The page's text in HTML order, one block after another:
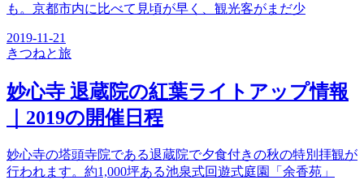
も。京都市内に比べて見頃が早く、観光客がまだ少
2019-11-21
きつねと旅
妙心寺 退蔵院の紅葉ライトアップ情報
｜2019の開催日程
妙心寺の塔頭寺院である退蔵院で夕食付きの秋の特別拝観が
行われます。約1,000坪ある池泉式回遊式庭園「余香苑」